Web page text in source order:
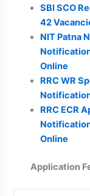
SBI SCO
42
NIT Patna
Online
RRC WR
RRC ECR
Online
Application